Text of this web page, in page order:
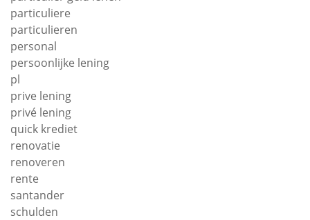
particuliere
particulieren
personal
persoonlijke lening
pl
prive lening
privé lening
quick krediet
renovatie
renoveren
rente
santander
schulden